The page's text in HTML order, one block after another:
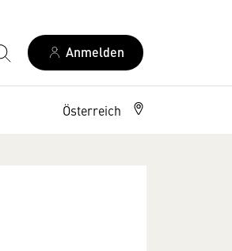
Anmelden
Österreich